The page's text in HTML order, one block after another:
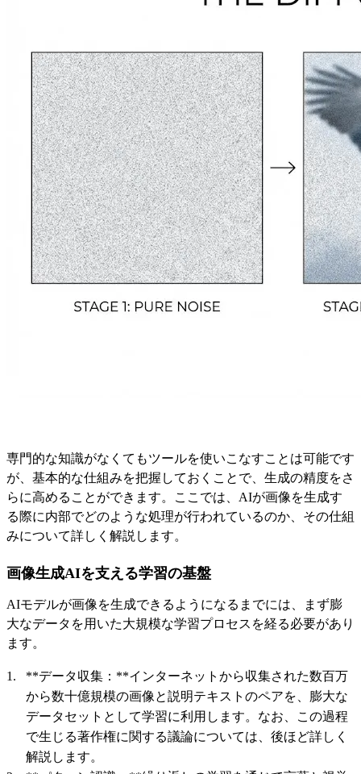
専門的な知識がなくてもツールを使いこなすことは可能です
が、基本的な仕組みを把握しておくことで、生成の精度をさ
らに高めることができます。ここでは、AIが画像を生成す
る際に内部でどのような処理が行われているのか、その仕組
みについて詳しく解説します。
画像生成AIを支える学習の基盤
AIモデルが画像を生成できるようになるまでには、まず膨
大なデータを用いた大規模な学習プロセスを経る必要があり
ます。
**データ収集：**インターネットから収集された数百万
から数十億規模の画像と説明テキストのペアを、膨大な
データセットとして学習に利用します。なお、この過程
で生じる著作権に関する議論については、後ほど詳しく
解説します。